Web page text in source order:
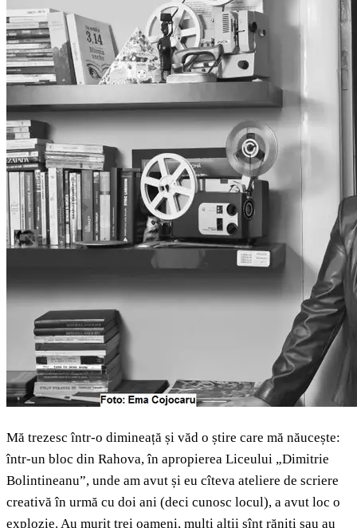
Mă trezesc într-o dimineață și văd o știre care mă năucește:
într-un bloc din Rahova, în apropierea Liceului „Dimitrie
Bolintineanu”, unde am avut și eu cîteva ateliere de scriere
creativă în urmă cu doi ani (deci cunosc locul), a avut loc o
explozie. Au murit trei oameni, mulți alții sînt răniți sau au